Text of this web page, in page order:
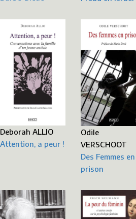
Deborah ALLIO
Attention, a peur !
Odile
VERSCHOOT
Des Femmes en
prison